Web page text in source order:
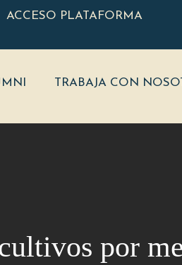
ACCESO PLATAFORMA
TRABAJA CON
por